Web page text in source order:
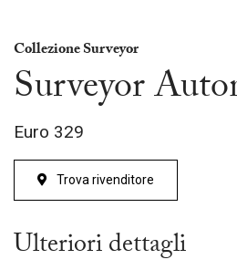
Collezione Surveyor
Surveyor
Euro 329
Trova rivenditore
Ulteriori dettagli